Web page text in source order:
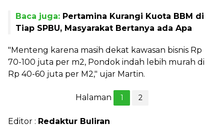
Baca juga: Pertamina Kurangi Kuota BBM di
Tiap SPBU, Masyarakat Bertanya ada Apa
"Menteng karena masih dekat kawasan bisnis Rp
70-100 juta per m2, Pondok indah lebih murah di
Rp 40-60 juta per M2," ujar Martin.
Halaman 1 2
Editor : Redaktur Buliran